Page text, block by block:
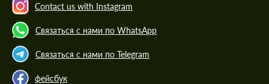
Contact us with Instagram
Связаться с нами по WhatsApp
Связаться с нами по Telegram
фейсбук